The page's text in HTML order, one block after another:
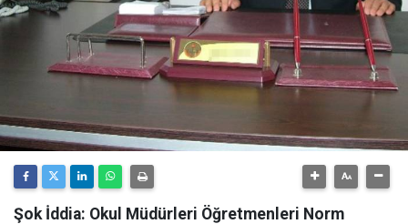
Şok İddia: Okul Müdürleri Öğretmenleri Norm